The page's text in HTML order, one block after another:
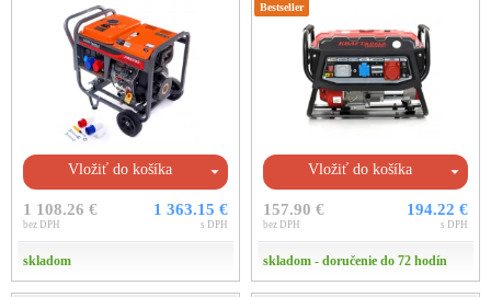
Vložiť do košíka
1 108.26 €
bez DPH
1 363.15 €
s DPH
skladom
Bestseller
Vložiť do košíka
157.90 €
bez DPH
194.22 €
s DPH
skladom - doručenie do 72 hodín